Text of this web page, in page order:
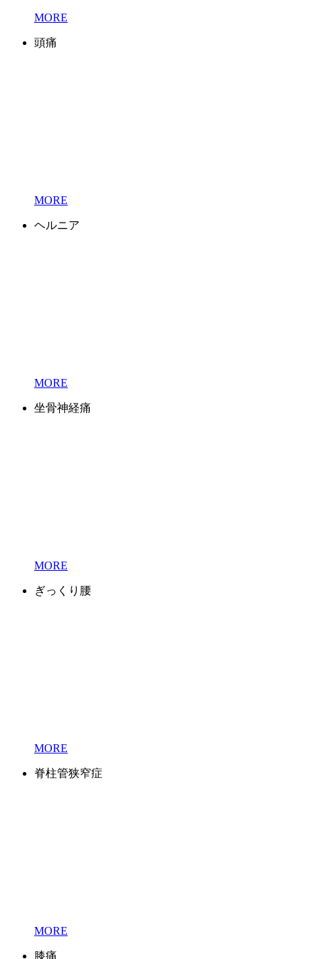
MORE
頭痛
MORE
ヘルニア
MORE
坐骨神経痛
MORE
ぎっくり腰
MORE
脊柱管狭窄症
MORE
膝痛